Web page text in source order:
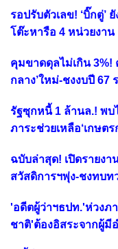
รอปรับตัวเลข! ‘บิ๊กตู่’
โต๊ะหารือ 4 หน่วยงาน
คุมขาดดุลไม่เกิน 3%!
กลาง’ใหม่-ชงงบปี 67
รัฐซุกหนี้ 1 ล้านล.! พบ
ภาระช่วยเหลือ‘เกษตร
ฉบับล่าสุด! เปิดรายงา
สวัสดิการฯพุ่ง-ชงทบท
'อดีตผู้ว่าฯธปท.'ห่วงภ
ชาติ'ต้องอิสระจากผู้มี